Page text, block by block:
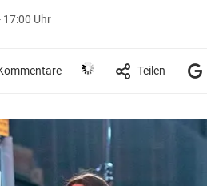
17:00 Uhr
Teilen